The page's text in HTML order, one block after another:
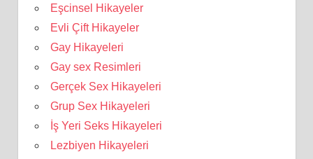
Eşcinsel Hikayeler
Evli Çift Hikayeler
Gay Hikayeleri
Gay sex Resimleri
Gerçek Sex Hikayeleri
Grup Sex Hikayeleri
İş Yeri Seks Hikayeleri
Lezbiyen Hikayeleri